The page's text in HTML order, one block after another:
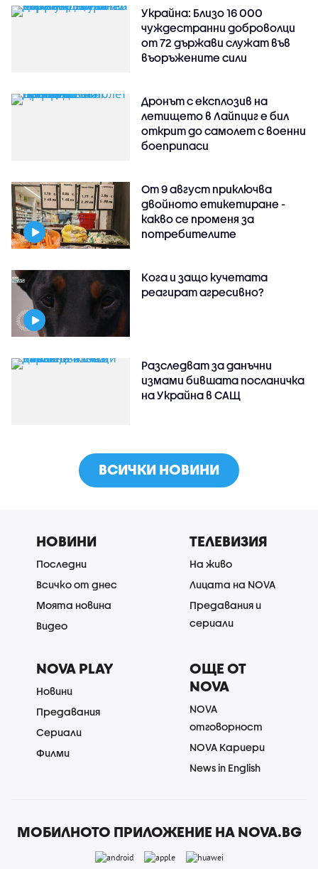
Украйна: Близо 16 000
чуждестранни доброволци
от 72 държави служат във
въоръжените сили
Дронът с експлозив на
летището в Лайпциг е бил
открит до самолет с военни
боеприпаси
От 9 август приключва
двойното етикетиране -
какво се променя за
потребителите
Кога и защо кучетата
реагират агресивно?
Разследват за данъчни
измами бившата посланичка
на Украйна в САЩ
ВСИЧКИ НОВИНИ
НОВИНИ
Последни
Всичко от днес
Моята новина
Видео
ТЕЛЕВИЗИЯ
На живо
Лицата на NOVA
Предавания и
сериали
NOVA PLAY
Новини
Предавания
Сериали
Филми
ОЩЕ ОТ
NOVA
NOVA
отговорност
NOVA Кариери
News in English
МОБИЛНОТО ПРИЛОЖЕНИЕ НА NOVA.BG